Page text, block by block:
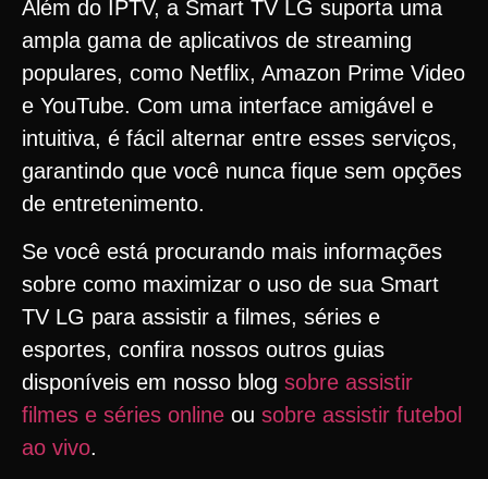
Além do IPTV, a Smart TV LG suporta uma
ampla gama de aplicativos de streaming
populares, como Netflix, Amazon Prime Video
e YouTube. Com uma interface amigável e
intuitiva, é fácil alternar entre esses serviços,
garantindo que você nunca fique sem opções
de entretenimento.
Se você está procurando mais informações
sobre como maximizar o uso de sua Smart
TV LG para assistir a filmes, séries e
esportes, confira nossos outros guias
disponíveis em nosso blog sobre assistir
filmes e séries online ou sobre assistir futebol
ao vivo.